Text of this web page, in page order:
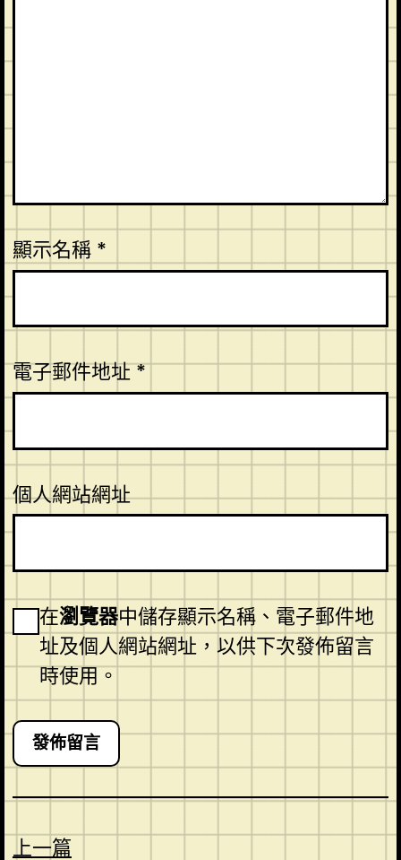
顯示名稱 *
電子郵件地址*
個人網站網址
在瀏覽器中儲存顯示名稱、電子郵件地
址及個人網站網址，以供下次發佈留言
時使用。
上一篇